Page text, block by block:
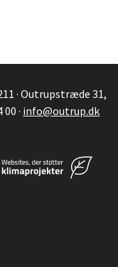
· Outrupstræde 31,
· info@outrup.dk